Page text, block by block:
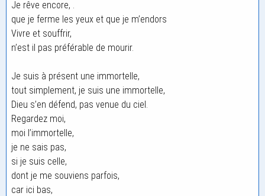
Je rêve encore, .
que je ferme les yeux et que je m’endors
Vivre et souffrir,
n’est il pas préférable de mourir.
Je suis à présent une immortelle,
tout simplement, je suis une immortelle,
Dieu s’en défend, pas venue du ciel.
Regardez moi,
moi l’immortelle,
je ne sais pas,
si je suis celle,
dont je me souviens parfois,
car ici bas,